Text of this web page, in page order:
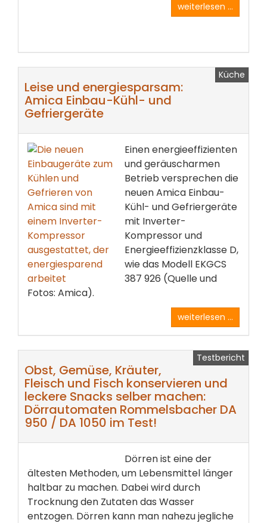
weiterlesen ...
Küche
Leise und energiesparsam:
Amica Einbau-Kühl- und
Gefriergeräte
Einen energieeffizienten
und geräuscharmen
Betrieb versprechen die
neuen Amica Einbau-
Kühl- und Gefriergeräte
mit Inverter-
Kompressor und
Energieeffizienzklasse D,
wie das Modell EKGCS
387 926 (Quelle und
Fotos: Amica).
weiterlesen ...
Testbericht
Obst, Gemüse, Kräuter,
Fleisch und Fisch konservieren und
leckere Snacks selber machen:
Dörrautomaten Rommelsbacher DA
950 / DA 1050 im Test!
Dörren ist eine der
ältesten Methoden, um Lebensmittel länger
haltbar zu machen. Dabei wird durch
Trocknung den Zutaten das Wasser
entzogen. Dörren kann man nahezu jegliche